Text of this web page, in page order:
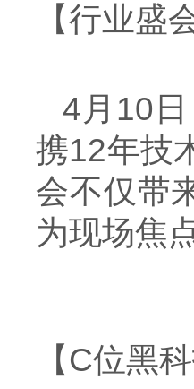
【行业盛
4月10
携12年技
会不仅带
为现场焦
【C位黑